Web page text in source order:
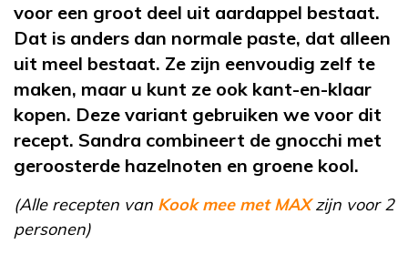
voor een groot deel uit aardappel bestaat.
Dat is anders dan normale paste, dat alleen
uit meel bestaat. Ze zijn eenvoudig zelf te
maken, maar u kunt ze ook kant-en-klaar
kopen. Deze variant gebruiken we voor dit
recept. Sandra combineert de gnocchi met
geroosterde hazelnoten en groene kool.
(Alle recepten van Kook mee met MAXzijn voor 2
personen)